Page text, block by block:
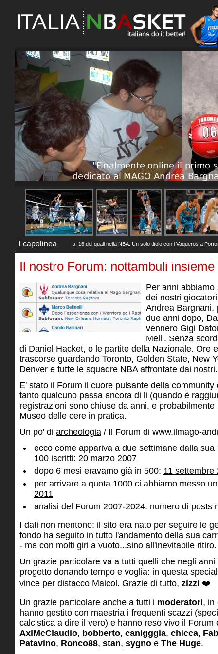
Il capolinea
20 anni di carriera, 16 dei quali nella NBA. Un solo titolo con i Vaqueros a Portorico,
Il nostro Forum: nottambuli insieme
Per anni
dei nostri
Andrea Bargnani,
due anni dopo,
vennero Gigi
Melli. Senza
di Daniel Hacket, o le partite della Nazionale. Ore
trascorse guardando Toronto, Golden State, New
Denver e tutte le squadre NBA affrontate dai nostri.
E' stato il Forum il cuore pulsante della community
tanto qualcuno passa ancora di li (quando è
registrazioni sono chiuse da anni, e
Museo delle cere in pratica.
Un po' di archeologia / Il Forum di www.ilmago-
ecco come appariva a due settimane dalla
100 iscritti: 20 marzo 2007
dopo 6 mesi eravamo già in 500: 11 settembre
per arrivare a quota 1000 ci abbiamo messo
2011
analisi del Forum 2007-2024: numero di posts
I dati non mentono: il sito era nato per seguire le
fondo ha seguito in tutto l'andamento della sua
- ma con molti giri a vuoto...sino all'inevitabile
Un grazie particolare va a tutti quelli che negli
progetto donando tempo e voglia: in questa
vince per distacco Maicol. Grazie di tutto, zizzi ❤️
Un grazie particolare anche a tutti i moderatori, in
hanno gestito con maestria i frequenti scazzi
calcistica a dire il vero) e hanno reso vivo il Forum
AxlMcClaudio, bobberto, canigggia, chicca, Fab
Patavino, Ronco88, stan, sygno e The Huge.